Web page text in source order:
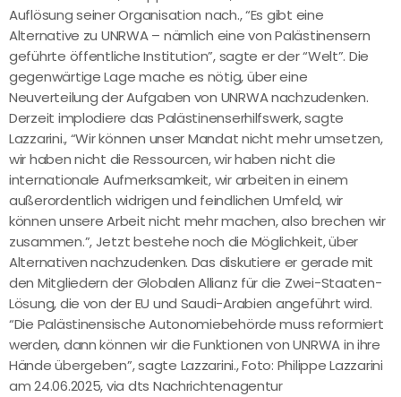
Auflösung seiner Organisation nach., “Es gibt eine
Alternative zu UNRWA – nämlich eine von Palästinensern
geführte öffentliche Institution”, sagte er der “Welt”. Die
gegenwärtige Lage mache es nötig, über eine
Neuverteilung der Aufgaben von UNRWA nachzudenken.
Derzeit implodiere das Palästinenserhilfswerk, sagte
Lazzarini., “Wir können unser Mandat nicht mehr umsetzen,
wir haben nicht die Ressourcen, wir haben nicht die
internationale Aufmerksamkeit, wir arbeiten in einem
außerordentlich widrigen und feindlichen Umfeld, wir
können unsere Arbeit nicht mehr machen, also brechen wir
zusammen.”, Jetzt bestehe noch die Möglichkeit, über
Alternativen nachzudenken. Das diskutiere er gerade mit
den Mitgliedern der Globalen Allianz für die Zwei-Staaten-
Lösung, die von der EU und Saudi-Arabien angeführt wird.
“Die Palästinensische Autonomiebehörde muss reformiert
werden, dann können wir die Funktionen von UNRWA in ihre
Hände übergeben”, sagte Lazzarini., Foto: Philippe Lazzarini
am 24.06.2025, via dts Nachrichtenagentur